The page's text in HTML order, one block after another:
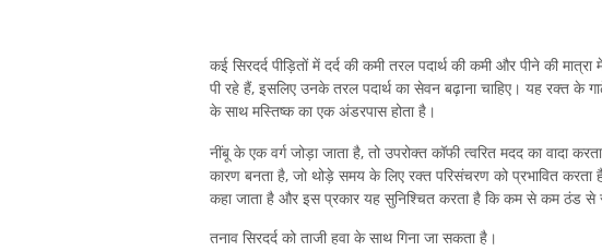
कई सिरदर्द पीड़ितों में दर्द की कमी तरल पदार्थ की कमी और पीने की
पी रहे हैं, इसलिए उनके तरल पदार्थ का सेवन बढ़ाना चाहिए। यह रक्त के
के साथ मस्तिष्क का एक अंडरपास होता है।
नींबू के एक वर्ग जोड़ा जाता है, तो उपरोक्त कॉफी त्वरित मदद का वादा
कारण बनता है, जो थोड़े समय के लिए रक्त परिसंचरण को प्रभावित करता
कहा जाता है और इस प्रकार यह सुनिश्चित करता है कि कम से कम ठंड से
तनाव सिरदर्द को ताजी हवा के साथ गिना जा सकता है।